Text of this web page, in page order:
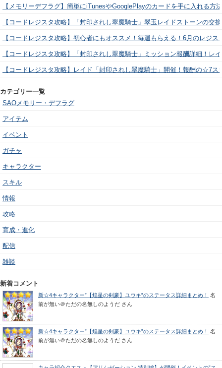
【メモリーデフラグ】簡単にiTunesやGooglePlayのカードを手に入れる方
【コードレジスタ攻略】「封印されし翠魔騎士」翠玉レイドストーンの交
【コードレジスタ攻略】初心者にもオススメ！毎週もらえる！6月のレジ
【コードレジスタ攻略】「封印されし翠魔騎士」ミッション報酬詳細！レ
【コードレジスタ攻略】レイド「封印されし翠魔騎士」開催！報酬の☆7
カテゴリー一覧
SAOメモリー・デフラグ
アイテム
イベント
ガチャ
キャラクター
スキル
情報
攻略
育成・進化
配信
雑談
新着コメント
新☆4キャラクター”【煌星の剣豪】ユウキ”のステータス詳細まとめ！
名
前が無い＠ただの名無しのようだ さん
新☆4キャラクター”【煌星の剣豪】ユウキ”のステータス詳細まとめ！
名
前が無い＠ただの名無しのようだ さん